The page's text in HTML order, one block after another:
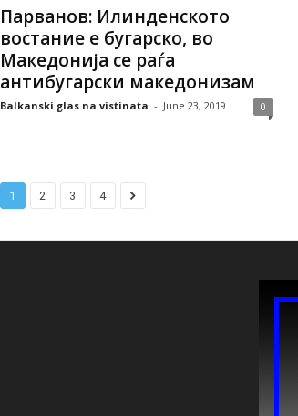
Парванов: Илинденското
востание е бугарско, во
Македонија се раѓа
антибугарски македонизам
Balkanski glas na vistinata - June 23, 2019 0
1 2 3 4